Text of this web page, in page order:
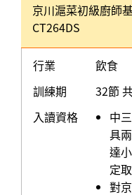
京川滬菜初級廚師
CT264DS
行業
飲食
訓練期
32節
入讀資格
中
具
達
定
對